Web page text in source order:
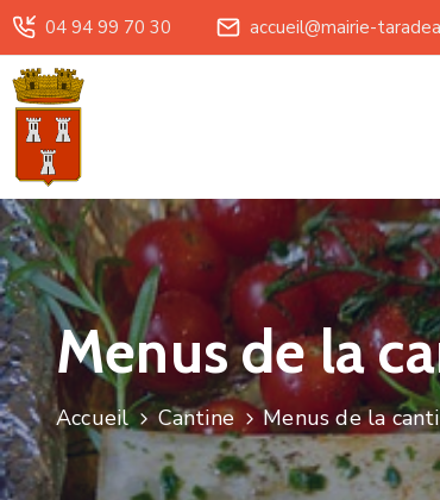
04 94 99 70 30 accueil@mairie-
Menus de la
Accueil Cantine Menus de la